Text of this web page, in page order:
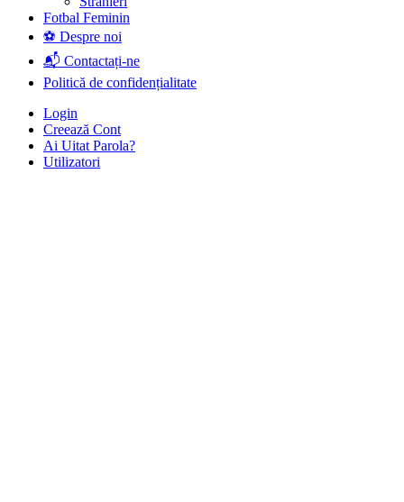
Fotbal Feminin
⚽ Despre noi
📬 Contactați-ne
Politică de confidențialitate
Login
Creează Cont
Ai Uitat Parola?
Utilizatori